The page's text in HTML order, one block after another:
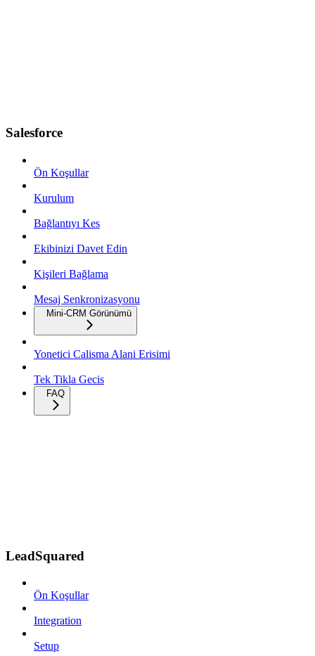
Salesforce
Ön Koşullar
Kurulum
Bağlantıyı Kes
Ekibinizi Davet Edin
Kişileri Bağlama
Mesaj Senkronizasyonu
Mini-CRM Görünümü
Yonetici Calisma Alani Erisimi
Tek Tikla Gecis
FAQ
LeadSquared
Ön Koşullar
Integration
Setup